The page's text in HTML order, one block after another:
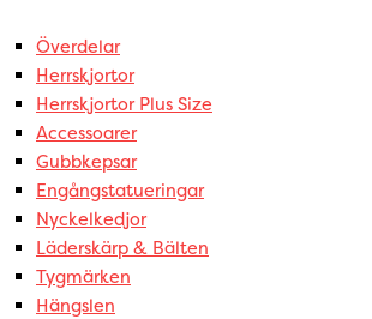
Överdelar
Herrskjortor
Herrskjortor Plus Size
Accessoarer
Gubbkepsar
Engångstatueringar
Nyckelkedjor
Läderskärp & Bälten
Tygmärken
Hängslen